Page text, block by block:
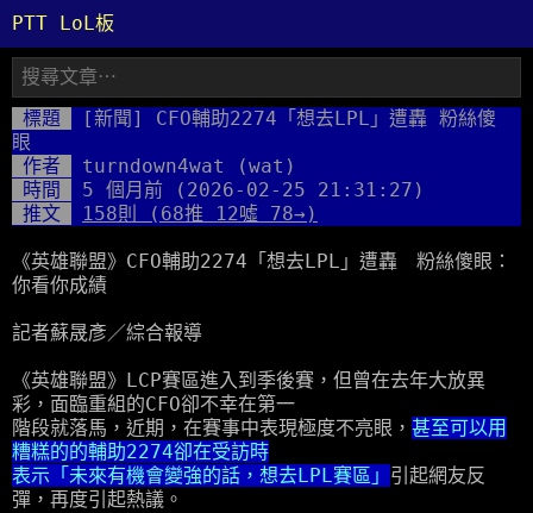
PTT LoL板
標題
[新聞] CFO輔助2274「想去LPL」遭轟 粉絲傻
眼
作者
turndown4wat (wat)
時間
5 個月前 (2026-02-25 21:31:27)
推文
158則 (68推 12噓 78→)
《英雄聯盟》CFO輔助2274「想去LPL」遭轟 粉絲傻眼：
你看你成績
記者蘇晟彥／綜合報導
《英雄聯盟》LCP賽區進入到季後賽，但曾在去年大放異
彩，面臨重組的CFO卻不幸在第一
階段就落馬，近期，在賽事中表現極度不亮眼， 甚至可以用
糟糕的的輔助2274卻在受訪時
表示「未來有機會變強的話，想去LPL賽區」 引起網友反
彈，再度引起熱議。